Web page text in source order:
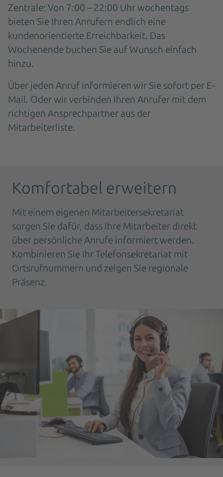
Zentrale: Von 7:00 – 22:00 Uhr wochentags
bieten Sie Ihren Anrufern endlich eine
kundenorientierte Erreichbarkeit. Das
Wochenende buchen Sie auf Wunsch einfach
hinzu.
Über jeden Anruf informieren wir Sie sofort per E-
Mail. Oder wir verbinden Ihren Anrufer mit dem
richtigen Ansprechpartner aus der
Mitarbeiterliste.
Komfortabel erweitern
Mit einem eigenen Mitarbeitersekretariat
sorgen Sie dafür, dass Ihre Mitarbeiter direkt
über persönliche Anrufe informiert werden.
Kombinieren Sie Ihr Telefonsekretariat mit
Ortsrufnummern und zeigen Sie regionale
Präsenz.